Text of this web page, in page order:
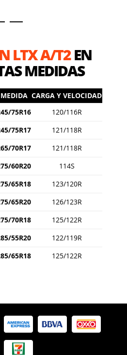
LTX A/T2EN
MEDIDAS
MEDIDA CARGA Y VELOCIDAD
75R16
120/116R
75R17
121/118R
70R17
121/118R
60R20
114S
65R18
123/120R
65R20
126/123R
70R18
125/122R
55R20
122/119R
65R18 125/122R